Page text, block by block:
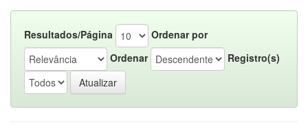
Resultados/Página
Ordenar por
Ordenar
Registro(s)